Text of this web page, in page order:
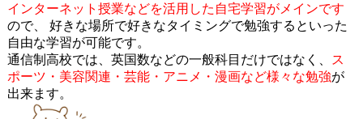
インターネット授業などを活用した自宅学習がメインです
ので、 好きな場所で好きなタイミングで勉強するといった
自由な学習が可能です。
通信制高校では、英国数などの一般科目だけではなく、 ス
ポーツ・美容関連・芸能・アニメ・漫画など様々な勉強が
出来ます。